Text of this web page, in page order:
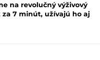
na revolučný výživový
7 minút, užívajú ho aj